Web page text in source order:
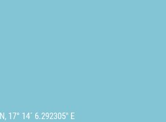
17° 14´ 6.292305" E